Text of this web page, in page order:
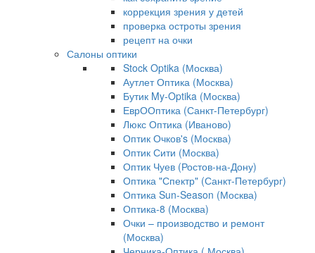
коррекция зрения у детей
проверка остроты зрения
рецепт на очки
Салоны оптики
Stock Optika (Москва)
Аутлет Оптика (Москва)
Бутик My-Optika (Москва)
ЕврООптика (Санкт-Петербург)
Люкс Оптика (Иваново)
Оптик Очков's (Москва)
Оптик Сити (Москва)
Оптик Чуев (Ростов-на-Дону)
Оптика "Спектр" (Санкт-Петербург)
Оптика Sun-Season (Москва)
Оптика-8 (Москва)
Очки – производство и ремонт
(Москва)